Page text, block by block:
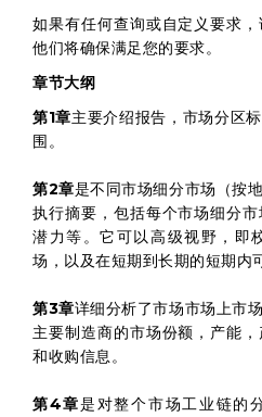
如果有任何查询或自定义要求
他们将确保满足您的要求。
章节大纲
第1章主要介绍报告，市场分区
围。
第2章是不同市场细分市场（按
执行摘要，包括每个市场细分
潜力等。它可以高级视野，即
场，以及在短期到长期的短期内
第3章详细分析了市场市场上市
主要制造商的市场份额，产能
和收购信息。
第4章是对整个市场工业链的